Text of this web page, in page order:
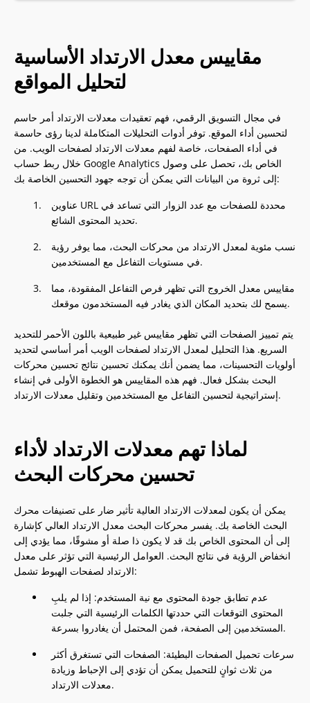
مقاييس معدل الارتداد الأساسية
لتحليل المواقع
في مجال التسويق الرقمي، فهم تعقيدات معدلات الارتداد أمر حاسم
لتحسين أداء الموقع. توفر أدوات التحليلات المتكاملة لدينا رؤى حاسمة
في أداء الصفحات، خاصة لفهم معدلات الارتداد لصفحات الويب. من
خلال ربط حساب Google Analytics الخاص بك، تحصل على وصول
إلى ثروة من البيانات التي يمكن أن توجه جهود التحسين الخاصة بك:
عناوين URL محددة للصفحات مع عدد الزوار التي تساعد في
تحديد المحتوى الشائع.
نسب مئوية لمعدل الارتداد من محركات البحث، مما يوفر رؤية
في مستويات التفاعل مع المستخدمين.
مقاييس معدل الخروج التي تظهر فرص التفاعل المفقودة، مما
يسمح لك بتحديد المكان الذي يغادر فيه المستخدمون موقعك.
يتم تمييز الصفحات التي تظهر مقاييس غير طبيعية باللون الأحمر للتحديد
السريع. هذا التحليل لمعدل الارتداد لصفحات الويب أمر أساسي لتحديد
أولويات التحسينات، مما يضمن أنك يمكنك تحسين نتائج تحسين محركات
البحث بشكل فعال. فهم هذه المقاييس هو الخطوة الأولى في إنشاء
إستراتيجية لتحسين التفاعل مع المستخدمين وتقليل معدلات الارتداد.
لماذا تهم معدلات الارتداد لأداء
تحسين محركات البحث
يمكن أن يكون لمعدلات الارتداد العالية تأثير ضار على تصنيفات محرك
البحث الخاصة بك. يفسر محركات البحث معدل الارتداد العالي كإشارة
إلى أن المحتوى الخاص بك قد لا يكون ذا صلة أو مشوقًا، مما يؤدي إلى
انخفاض الرؤية في نتائج البحث. العوامل الرئيسية التي تؤثر على معدل
الارتداد لصفحات الهبوط تشمل:
عدم تطابق جودة المحتوى مع نية المستخدم: إذا لم يلبِ
المحتوى التوقعات التي حددتها الكلمات الرئيسية التي جلبت
المستخدمين إلى الصفحة، فمن المحتمل أن يغادروا بسرعة.
سرعات تحميل الصفحات البطيئة: الصفحات التي تستغرق أكثر
من ثلاث ثوانٍ للتحميل يمكن أن تؤدي إلى الإحباط وزيادة
معدلات الارتداد.